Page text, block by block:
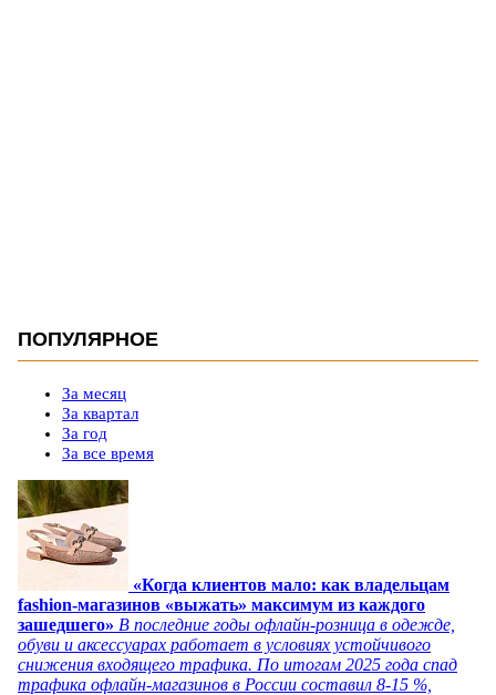
ПОПУЛЯРНОЕ
За месяц
За квартал
За год
За все время
«Когда клиентов мало: как владельцам
fashion-магазинов «выжать» максимум из каждого
зашедшего» В последние годы офлайн-розница в одежде,
обуви и аксессуарах работает в условиях устойчивого
снижения входящего трафика. По итогам 2025 года спад
трафика офлайн-магазинов в России составил 8-15 %,